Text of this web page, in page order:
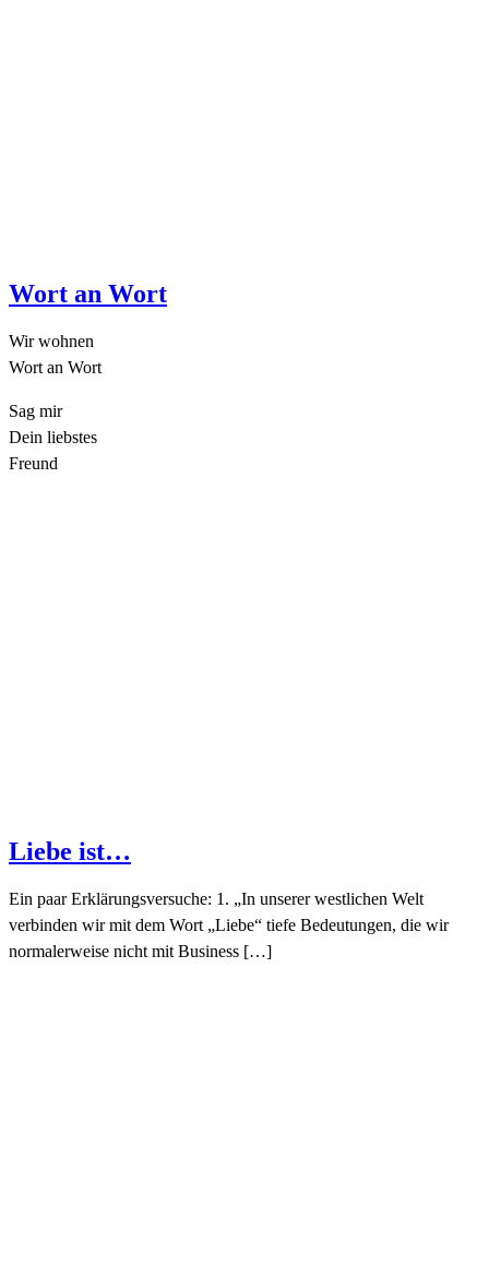
Wort an Wort
Wir wohnen
Wort an Wort
Sag mir
Dein liebstes
Freund
Liebe ist…
Ein paar Erklärungsversuche: 1. „In unserer westlichen Welt
verbinden wir mit dem Wort „Liebe“ tiefe Bedeutungen, die wir
normalerweise nicht mit Business […]